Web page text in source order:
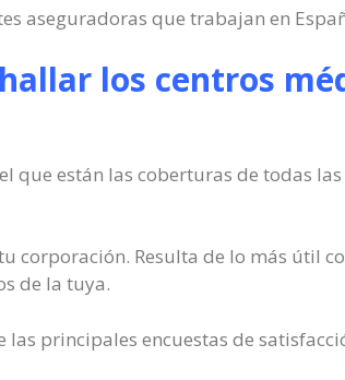
aseguradoras que trabajan en
los centros
que están las coberturas de todas
corporación. Resulta de lo más útil
de la tuya.
principales encuestas de